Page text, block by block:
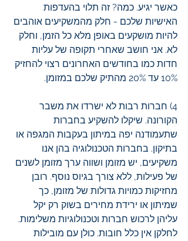
כאשר יגיע. כמה? זה תלוי בהעדפות
האישיות שלכם - חלק מהמשקיעים אוהבים
להיות מושקעים באופן מלא כל הזמן, וחלק
לא. אני חושב שאחרי תקופה של עליות
חדות כמו בחודשים האחרונים רצוי להחזיק
10% עד 20% מהתיק שלכם במזומן.
4) חברות רבות לא ישרדו את משבר
הקורונה. שיקלו להשקיע בחברות
שתעמודנה יפה במיתון בעקבות המגפה או
בתיקון. בחברות הטכנולוגיה בהן אנו
משקיעים, יש מזומן ושווה ערך מזומן לשנים
של פעילות, ללא צורך בגיוס נוסף. רובן
מחזיקות כמויות גדולות של מזומן, כך
שמיתון או ירידת מחירים בשוק רק יקל
עליהן לרכוש חברות וטכנולוגיות משלימות.
לחלקן אין כלל חובות. כולן עם מובילות